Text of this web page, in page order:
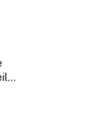
& wichtigsten
Events. Für die
können Sie sich von